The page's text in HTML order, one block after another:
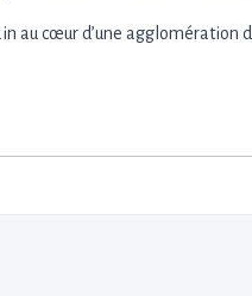
au cœur d’une agglomération